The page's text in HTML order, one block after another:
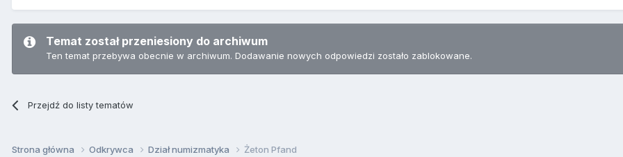
Temat został przeniesiony do archiwum
Ten temat przebywa obecnie w archiwum. Dodawanie nowych odpowiedzi zostało zablokowane.
Przejdź do listy tematów
Strona główna Odkrywca Dział numizmatyka Żeton Pfand